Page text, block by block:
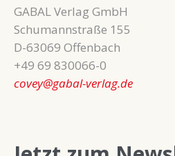
GABAL Verlag GmbH
Schumannstraße 155
D-63069 Offenbach
+49 69 830066-0
covey@gabal-verlag.de